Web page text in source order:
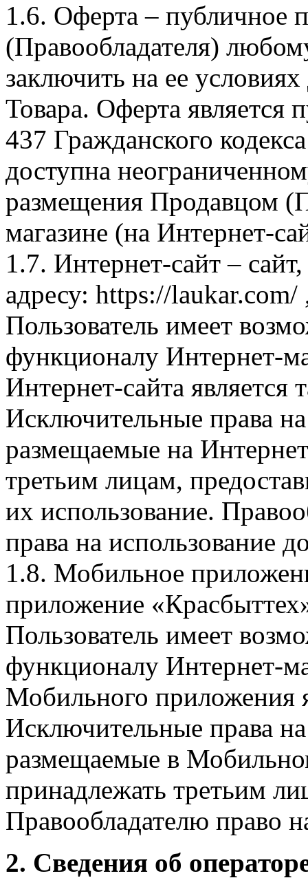
1.6. Оферта – публичное
(Правообладателя)
заключить на ее
Товара. Оферта является
437 Гражданского
доступна
размещения Продавцом
магазине (на Интернет-
1.7. Интернет-сайт –
адресу: https://laukar.com/
Пользователь имеет
функционалу Интернет-
Интернет-сайта
Исключительные права
размещаемые на
третьим лицам,
их использование.
права на использование
1.8. Мобильное
приложение
Пользователь имеет
функционалу Интернет-
Мобильного приложения
Исключительные права
размещаемые в
принадлежать третьим
Правообладателю право
2. Сведения об